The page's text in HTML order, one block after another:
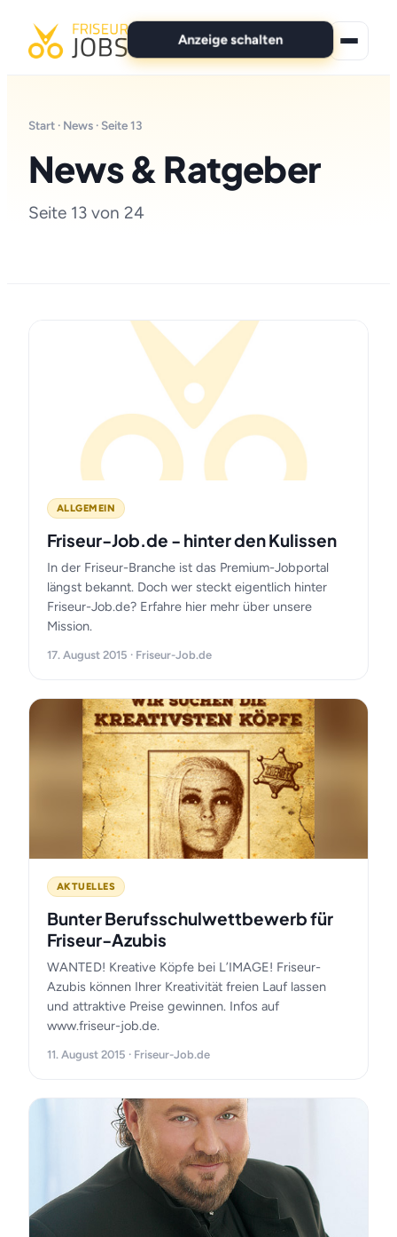
Anzeige schalten
Für Bewerber
Anzeige schalten
Start · News · Seite 13
News & Ratgeber
Seite 13 von 24
ALLGEMEIN
Friseur-Job.de - hinter den Kulissen
In der Friseur-Branche ist das Premium-Jobportal
längst bekannt. Doch wer steckt eigentlich hinter
Friseur-Job.de? Erfahre hier mehr über unsere
Mission.
17. August 2015 · Friseur-Job.de
AKTUELLES
Bunter Berufsschulwettbewerb für
Friseur-Azubis
WANTED! Kreative Köpfe bei L’IMAGE! Friseur-
Azubis können Ihrer Kreativität freien Lauf lassen
und attraktive Preise gewinnen. Infos auf
www.friseur-job.de.
11. August 2015 · Friseur-Job.de